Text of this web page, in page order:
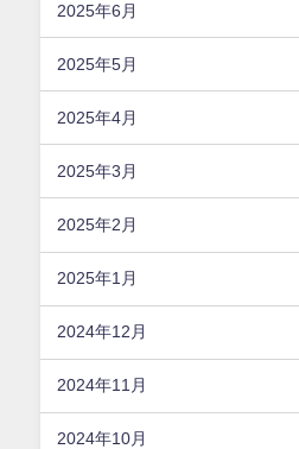
2025年6月
2025年5月
2025年4月
2025年3月
2025年2月
2025年1月
2024年12月
2024年11月
2024年10月